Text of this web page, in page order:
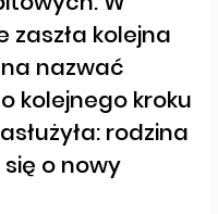
kolejna
nazwać
kolejnego kroku
rodzina
o nowy